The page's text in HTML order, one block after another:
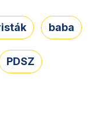
baba
PDSZ